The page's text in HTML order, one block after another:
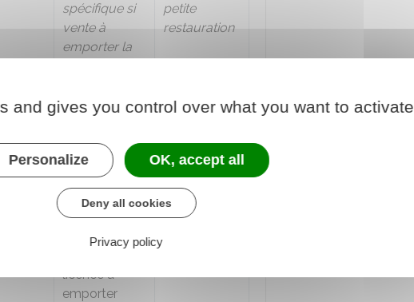
spécifique si
vente à
emporter la
petite
restauration
IV,
Interdit pour
marchands
ambulants -
licence à
emporter
Licence
restaurant
oulicence
and gives you control over what you want to activate
Personalize OK, accept all
Deny all cookies
Privacy policy